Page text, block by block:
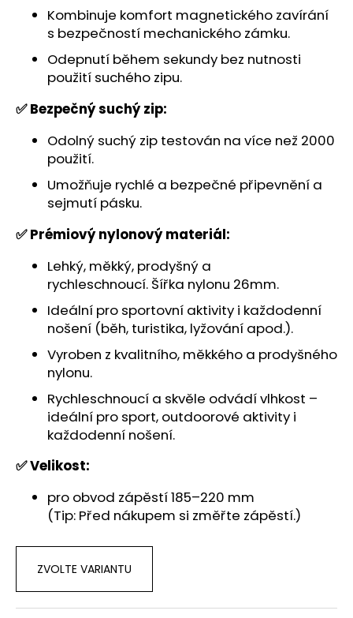
Kombinuje komfort magnetického zavírání
s bezpečností mechanického zámku.
Odepnutí během sekundy bez nutnosti
použití suchého zipu.
✅ Bezpečný suchý zip:
Odolný suchý zip testován na více než 2000
použití.
Umožňuje rychlé a bezpečné připevnění a
sejmutí pásku.
✅ Prémiový nylonový materiál:
Lehký, měkký, prodyšný a
rychleschnoucí. Šířka nylonu 26mm.
Ideální pro sportovní aktivity i každodenní
nošení (běh, turistika, lyžování apod.).
Vyroben z kvalitního, měkkého a prodyšného
nylonu.
Rychleschnoucí a skvěle odvádí vlhkost –
ideální pro sport, outdoorové aktivity i
každodenní nošení.
✅ Velikost:
pro obvod zápěstí 185–220 mm
(Tip: Před nákupem si změřte zápěstí.)
ZVOLTE VARIANTU